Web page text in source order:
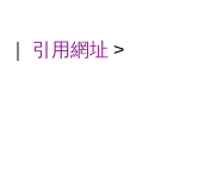
引用網址 >